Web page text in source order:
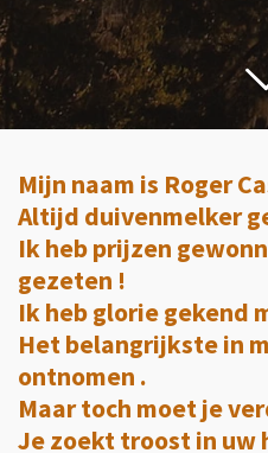
Mijn naam is Roger
Altijd duivenmelker
Ik heb prijzen
gezeten !
Ik heb glorie gekend
Het belangrijkste in
ontnomen .
Maar toch moet je
Je zoekt troost in uw